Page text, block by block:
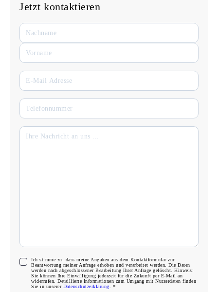
Jetzt kontaktieren
Ich stimme zu, dass meine Angaben aus dem Kontaktformular zur
Beantwortung meiner Anfrage erhoben und verarbeitet werden. Die Daten
werden nach abgeschlossener Bearbeitung Ihrer Anfrage gelöscht. Hinweis:
Sie können Ihre Einwilligung jederzeit für die Zukunft per E-Mail an
widerrufen. Detaillierte Informationen zum Umgang mit Nutzerdaten finden
Sie in unserer Datenschutzerklärung . *